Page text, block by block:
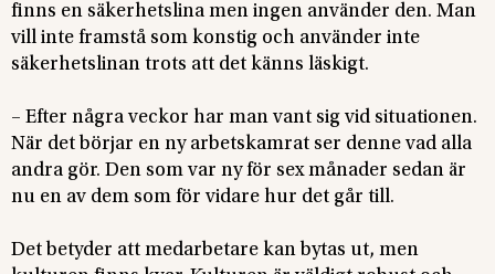
finns en säkerhetslina men ingen använder den. Man
vill inte framstå som konstig och använder inte
säkerhetslinan trots att det känns läskigt.
– Efter några veckor har man vant sig vid situationen.
När det börjar en ny arbetskamrat ser denne vad alla
andra gör. Den som var ny för sex månader sedan är
nu en av dem som för vidare hur det går till.
Det betyder att medarbetare kan bytas ut, men